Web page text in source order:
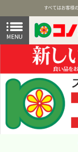
すべてはお客様